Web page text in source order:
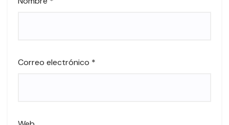
Correo electrónico *